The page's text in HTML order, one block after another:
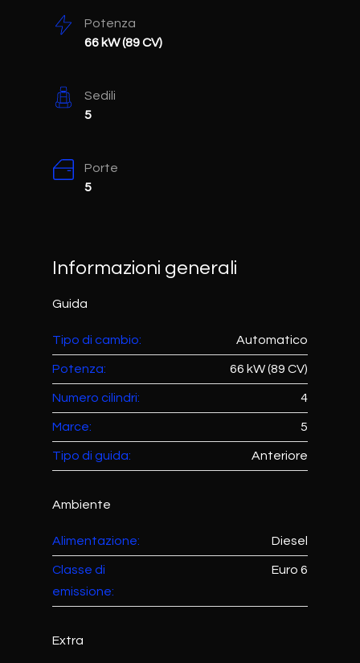
Potenza
66 kW (89 CV)
Sedili
5
Porte
5
Informazioni generali
Guida
Tipo di cambio: Automatico
Potenza: 66 kW (89 CV)
Numero cilindri: 4
Marce: 5
Tipo di guida: Anteriore
Ambiente
Alimentazione: Diesel
Classe di
emissione:
Euro 6
Extra